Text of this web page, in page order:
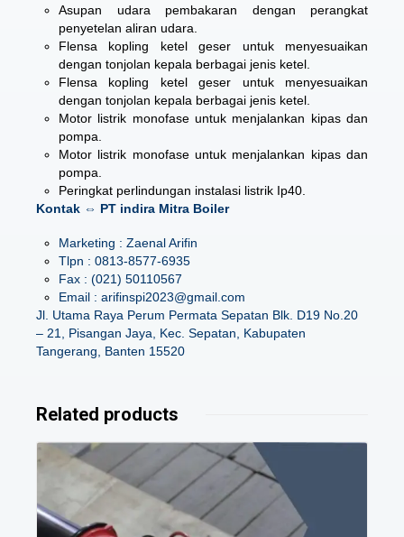
Asupan udara pembakaran dengan perangkat
penyetelan aliran udara.
Flensa kopling ketel geser untuk menyesuaikan
dengan tonjolan kepala berbagai jenis ketel.
Flensa kopling ketel geser untuk menyesuaikan
dengan tonjolan kepala berbagai jenis ketel.
Motor listrik monofase untuk menjalankan kipas dan
pompa.
Motor listrik monofase untuk menjalankan kipas dan
pompa.
Peringkat perlindungan instalasi listrik Ip40.
Kontak ⇔ PT indira Mitra Boiler
Marketing : Zaenal Arifin
Tlpn : 0813-8577-6935
Fax : (021) 50110567
Email : arifinspi2023@gmail.com
Jl. Utama Raya Perum Permata Sepatan Blk. D19 No.20
– 21, Pisangan Jaya, Kec. Sepatan, Kabupaten
Tangerang, Banten 15520
Related products
Details